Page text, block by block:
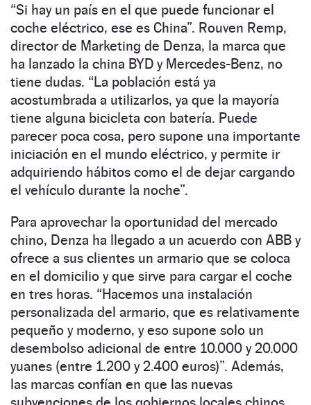
“Si hay un país en el que puede funcionar el
coche eléctrico, ese es China”. Rouven Remp,
director de Marketing de Denza, la marca que
ha lanzado la china BYD y Mercedes-Benz, no
tiene dudas. “La población está ya
acostumbrada a utilizarlos, ya que la mayoría
tiene alguna bicicleta con batería. Puede
parecer poca cosa, pero supone una importante
iniciación en el mundo eléctrico, y permite ir
adquiriendo hábitos como el de dejar cargando
el vehículo durante la noche”.
Para aprovechar la oportunidad del mercado
chino, Denza ha llegado a un acuerdo con ABB y
ofrece a sus clientes un armario que se coloca
en el domicilio y que sirve para cargar el coche
en tres horas. “Hacemos una instalación
personalizada del armario, que es relativamente
pequeño y moderno, y eso supone solo un
desembolso adicional de entre 10.000 y 20.000
yuanes (entre 1.200 y 2.400 euros)”. Además,
las marcas confían en que las nuevas